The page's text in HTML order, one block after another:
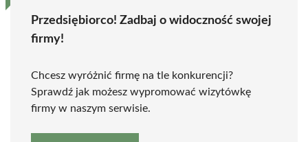
Przedsiębiorco! Zadbaj o widoczność swojej
firmy!
Chcesz wyróżnić firmę na tle konkurencji?
Sprawdź jak możesz wypromować wizytówkę
firmy w naszym serwisie.